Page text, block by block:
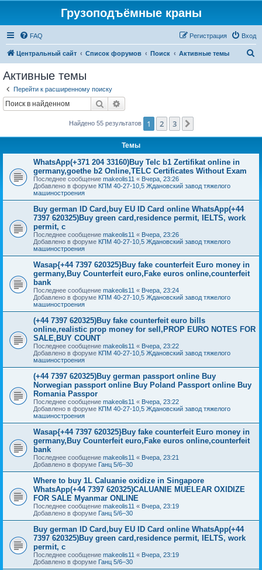
Грузоподъёмные краны
FAQ Вход
Регистрация
Центральный сайт Список форумов Поиск Активные темы
Активные темы
Перейти к расширенному поиску
Поиск
Найдено 55 результатов 1 2 3
Темы
WhatsApp(+371 204 33160)Buy Telc b1 Zertifikat online in
germany,goethe b2 Online,TELC Certificates Without Exam
Последнее сообщение makeolis11 « Вчера, 23:26
Добавлено в форуме КПМ 40-27-10,5 Ждановский завод тяжелого
машиностроения
Buy german ID Card,buy EU ID Card online WhatsApp(+44
7397 620325)Buy green card,residence permit, IELTS, work
permit, c
Последнее сообщение makeolis11 « Вчера, 23:26
Добавлено в форуме КПМ 40-27-10,5 Ждановский завод тяжелого
машиностроения
Wasap{+44 7397 620325}Buy fake counterfeit Euro money in
germany,Buy Counterfeit euro,Fake euros online,counterfeit
bank
Последнее сообщение makeolis11 « Вчера, 23:24
Добавлено в форуме КПМ 40-27-10,5 Ждановский завод тяжелого
машиностроения
(+44 7397 620325)Buy fake counterfeit euro bills
online,realistic prop money for sell,PROP EURO NOTES FOR
SALE,BUY COUNT
Последнее сообщение makeolis11 « Вчера, 23:22
Добавлено в форуме КПМ 40-27-10,5 Ждановский завод тяжелого
машиностроения
(+44 7397 620325)Buy german passport online Buy
Norwegian passport online Buy Poland Passport online Buy
Romania Passpor
Последнее сообщение makeolis11 « Вчера, 23:22
Добавлено в форуме КПМ 40-27-10,5 Ждановский завод тяжелого
машиностроения
Wasap{+44 7397 620325}Buy fake counterfeit Euro money in
germany,Buy Counterfeit euro,Fake euros online,counterfeit
bank
Последнее сообщение makeolis11 « Вчера, 23:21
Добавлено в форуме Ганц 5/6–30
Where to buy 1L Caluanie oxidize in Singapore
WhatsApp(+44 7397 620325)CALUANIE MUELEAR OXIDIZE
FOR SALE Myanmar ONLINE
Последнее сообщение makeolis11 « Вчера, 23:19
Добавлено в форуме Ганц 5/6–30
Buy german ID Card,buy EU ID Card online WhatsApp(+44
7397 620325)Buy green card,residence permit, IELTS, work
permit, c
Последнее сообщение makeolis11 « Вчера, 23:19
Добавлено в форуме Ганц 5/6–30